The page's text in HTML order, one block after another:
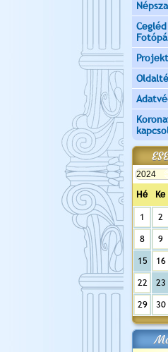
Hé Ke
1 2
8 9
15 16
22 23
29 30